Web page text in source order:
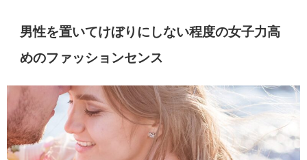
男性を置いてけぼりにしない程度の女子力高
めのファッションセンス